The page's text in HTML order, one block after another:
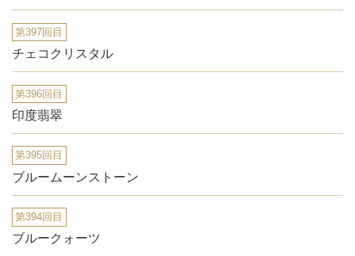
第397回目
チェコクリスタル
第396回目
印度翡翠
第395回目
ブルームーンストーン
第394回目
ブルークォーツ